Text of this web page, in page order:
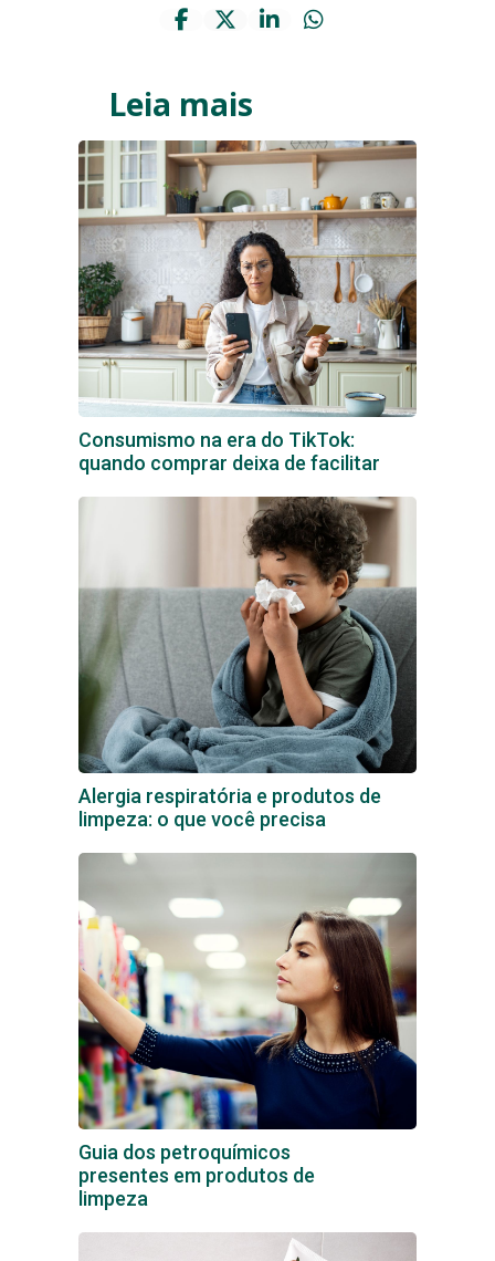
Leia mais
Consumismo na era do TikTok:
quando comprar deixa de facilitar
Alergia respiratória e produtos de
limpeza: o que você precisa
Guia dos petroquímicos
presentes em produtos de
limpeza